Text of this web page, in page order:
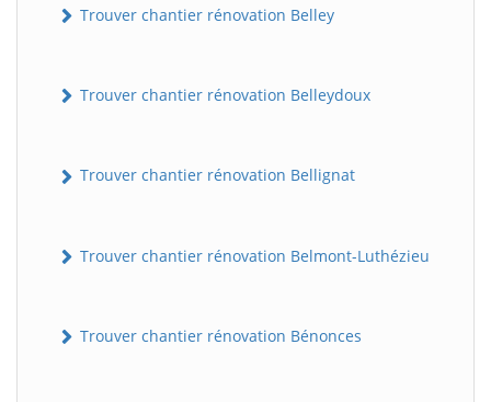
Trouver chantier rénovation Belley
Trouver chantier rénovation Belleydoux
Trouver chantier rénovation Bellignat
Trouver chantier rénovation Belmont-Luthézieu
Trouver chantier rénovation Bénonces